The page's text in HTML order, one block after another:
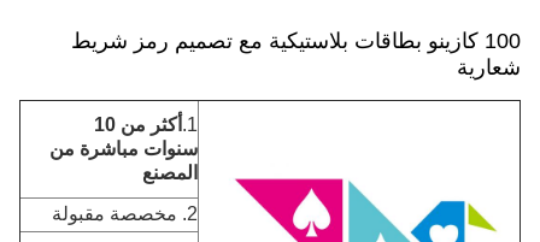
100 كازينو بطاقات بلاستيكية مع تصميم رمز شريط
شعارية
1.
أكثر من 10
سنوات مباشرة من
المصنع
2. مخصصة مقبولة